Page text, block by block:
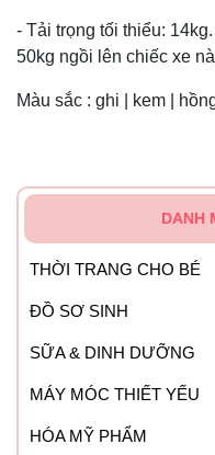
- Tải trọng tối thiểu:
50kg ngồi lên chiếc xe
Màu sắc : ghi | kem |
DANH
THỜI TRANG CHO BÉ
ĐỒ SƠ SINH
SỮA & DINH DƯỠNG
MÁY MÓC THIẾT YẾU
HÓA MỸ PHẨM